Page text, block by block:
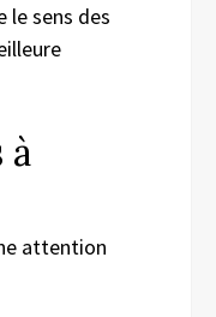
le sens des
à
attention